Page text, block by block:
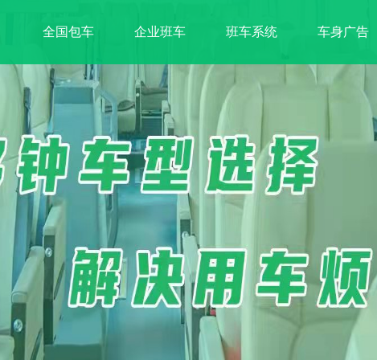
全国包车 企业班车 班车系统 车身广告